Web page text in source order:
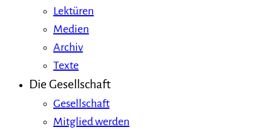
Lektüren
Medien
Archiv
Texte
Die Gesellschaft
Gesellschaft
Mitglied werden